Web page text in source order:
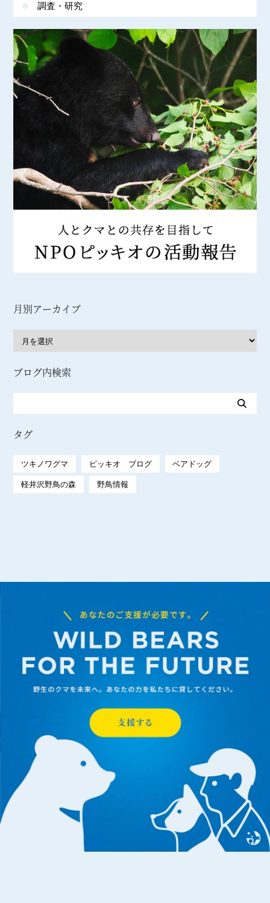
調査・研究
月別アーカイブ
ブログ内検索
タグ
ツキノワグマ ピッキオ ブログ ベアドッグ
軽井沢野鳥の森 野鳥情報